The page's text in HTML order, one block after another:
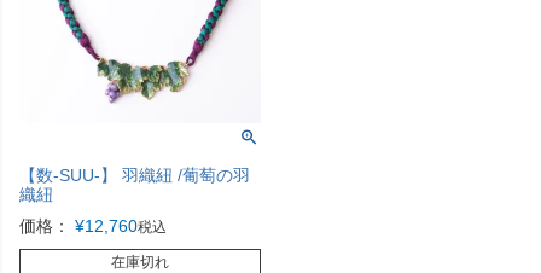
【数-SUU-】 羽織紐 /葡萄の羽
織紐
価格：
¥12,760税込
在庫切れ